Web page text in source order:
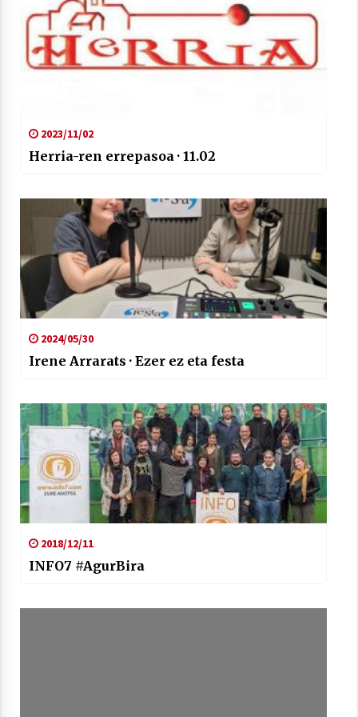
2021/06/30
2023/11/02
Herria-ren errepasoa · 11.02
2024/05/30
Irene Arrarats · Ezer ez eta festa
2018/12/11
INFO7 #AgurBira